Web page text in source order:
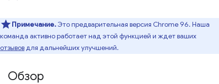
Примечание.Это предварительная версия Chrome 96. Наша
команда активно работает над этой функцией и ждет ваших
отзывовдля дальнейших улучшений.
Обзор